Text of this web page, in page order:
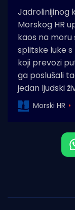
Jadrolinijinog
Morskog HR
kaos na
splitske luke
koji prevozi
ga poslušali
jedan ljudski
Morski HR